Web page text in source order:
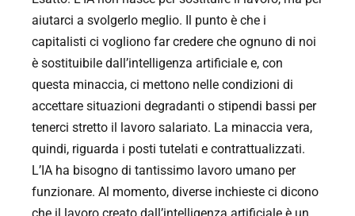
aiutarci a svolgerlo meglio. Il punto è che i
capitalisti ci vogliono far credere che ognuno di noi
è sostituibile dall’intelligenza artificiale e, con
questa minaccia, ci mettono nelle condizioni di
accettare situazioni degradanti o stipendi bassi per
tenerci stretto il lavoro salariato. La minaccia vera,
quindi, riguarda i posti tutelati e contrattualizzati.
L’IA ha bisogno di tantissimo lavoro umano per
funzionare. Al momento, diverse inchieste ci dicono